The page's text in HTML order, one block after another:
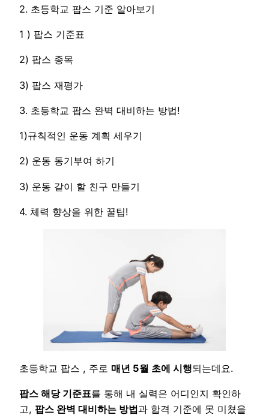
2. 초등학교 팝스 기준 알아보기
1 ) 팝스 기준표
2) 팝스 종목
3) 팝스 재평가
3. 초등학교 팝스 완벽 대비하는 방법!
1)규칙적인 운동 계획 세우기
2) 운동 동기부여 하기
3) 운동 같이 할 친구 만들기
4. 체력 향상을 위한 꿀팁!
초등학교 팝스 , 주로 매년 5월 초에 시행되는데요.
팝스 해당 기준표를 통해 내 실력은 어디인지 확인하
고, 팝스 완벽 대비하는 방법과 합격 기준에 못 미쳤을